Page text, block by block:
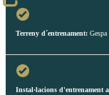
Terreny d´entrenament:Gespa
Instal·lacions d'entrenament